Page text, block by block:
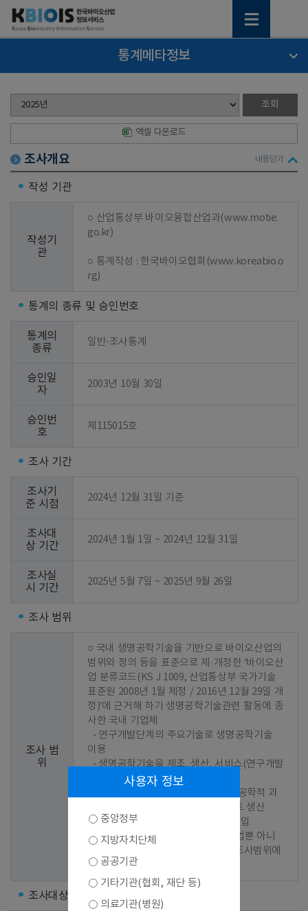
통계메타정보
엑셀 다운로드
조사개요 내용닫기
작성 기관
작성기
관
○ 산업통상부 바이오융합산업과(www.motie.
go.kr)
○ 통계작성 : 한국바이오협회(www.koreabio.o
rg)
통계의 종류 및 승인번호
통계의
종류
일반⋅조사통계
승인일
자
2003년 10월 30일
승인번
호
제115015호
조사 기간
조사기
준 시점
2024년 12월 31일 기준
조사대
상 기간
2024년 1월 1일 ~ 2024년 12월 31일
조사실
시 기간
2025년 5월 7일 ~ 2025년 9월 26일
조사 범위
조사 범
위
○ 국내 생명공학기술을 기반으로 바이오산업의
범위와 정의 등을 표준으로 제·개정한 ‘바이오산
업 분류코드(KS J 1009, 산업통상부 국가기술
표준원 2008년 1월 제정 / 2016년 12월 29일 개
정)’에 근거해 하기 생명공학기술관련 활동에 종
사한 국내 기업체
이용
  - 생명공학기술을 제조, 생산, 서비스(연구개발
서비스 포함)과정에 이용
정에 이용되는 기계, 장비 또는 플랜트 생산
  - 위의 제품을 해당국가에서 직접 수입
※ 위의 활동으로 매출이 발생한 기업뿐 아니
라 연구개발을 추진 중인 기업 역시 조사범위에
포함
조사대상
사용자 정보
중앙정부
지방자치단체
공공기관
기타기관(협회, 재단 등)
의료기관(병원)